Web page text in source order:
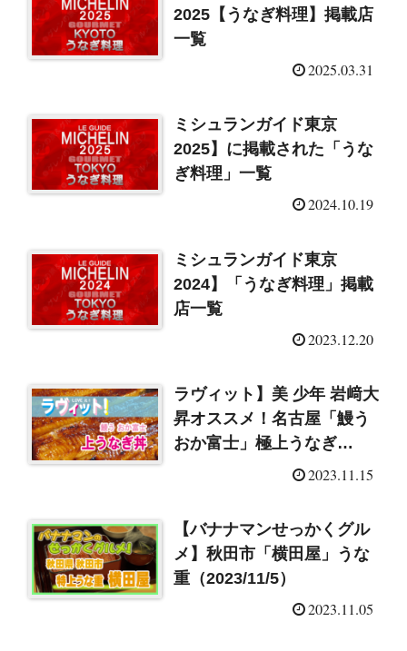
2025【うなぎ料理】掲載店
一覧
2025.03.31
ミシュランガイド東京
2025】に掲載された「うな
ぎ料理」一覧
2024.10.19
ミシュランガイド東京
2024】「うなぎ料理」掲載
店一覧
2023.12.20
ラヴィット】美 少年 岩﨑大
昇オススメ！名古屋「鰻う
おか富士」極上うなぎ
2023.11.15
【バナナマンせっかくグル
メ】秋田市「横田屋」うな
重（2023/11/5）
2023.11.05